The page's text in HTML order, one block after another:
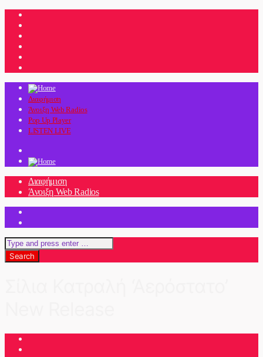
Διαφήμιση
Άνοιξη Web Radios
Pop Up Player
LISTEN LIVE
Διαφήμιση
Άνοιξη Web Radios